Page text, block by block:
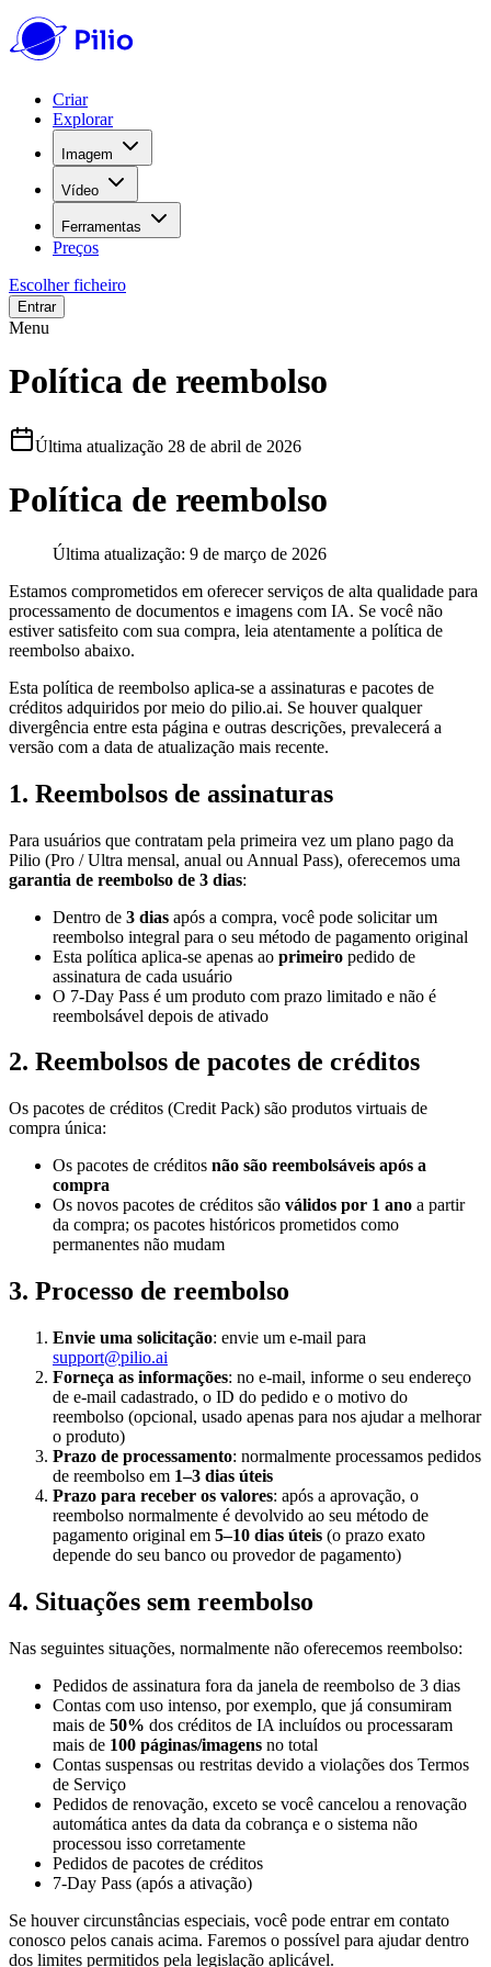
Criar
Explorar
Imagem
Vídeo
Ferramentas
Preços
Escolher ficheiro
Entrar
Menu
Política de reembolso
Última atualização 28 de abril de 2026
Política de reembolso
Última atualização: 9 de março de 2026
Estamos comprometidos em oferecer serviços de alta qualidade para
processamento de documentos e imagens com IA. Se você não
estiver satisfeito com sua compra, leia atentamente a política de
reembolso abaixo.
Esta política de reembolso aplica-se a assinaturas e pacotes de
créditos adquiridos por meio do pilio.ai. Se houver qualquer
divergência entre esta página e outras descrições, prevalecerá a
versão com a data de atualização mais recente.
1. Reembolsos de assinaturas
Para usuários que contratam pela primeira vez um plano pago da
Pilio (Pro / Ultra mensal, anual ou Annual Pass), oferecemos uma
garantia de reembolso de 3 dias:
Dentro de 3 dias após a compra, você pode solicitar um
reembolso integral para o seu método de pagamento original
Esta política aplica-se apenas ao primeiro pedido de
assinatura de cada usuário
O 7-Day Pass é um produto com prazo limitado e não é
reembolsável depois de ativado
2. Reembolsos de pacotes de créditos
Os pacotes de créditos (Credit Pack) são produtos virtuais de
compra única:
Os pacotes de créditos não são reembolsáveis após a
compra
Os novos pacotes de créditos são válidos por 1 ano a partir
da compra; os pacotes históricos prometidos como
permanentes não mudam
3. Processo de reembolso
Envie uma solicitação: envie um e-mail para
support@pilio.ai
Forneça as informações: no e-mail, informe o seu endereço
de e-mail cadastrado, o ID do pedido e o motivo do
reembolso (opcional, usado apenas para nos ajudar a melhorar
o produto)
Prazo de processamento: normalmente processamos pedidos
de reembolso em 1–3 dias úteis
Prazo para receber os valores: após a aprovação, o
reembolso normalmente é devolvido ao seu método de
pagamento original em 5–10 dias úteis (o prazo exato
depende do seu banco ou provedor de pagamento)
4. Situações sem reembolso
Nas seguintes situações, normalmente não oferecemos reembolso:
Pedidos de assinatura fora da janela de reembolso de 3 dias
Contas com uso intenso, por exemplo, que já consumiram
mais de 50% dos créditos de IA incluídos ou processaram
mais de 100 páginas/imagens no total
Contas suspensas ou restritas devido a violações dos Termos
de Serviço
Pedidos de renovação, exceto se você cancelou a renovação
automática antes da data da cobrança e o sistema não
processou isso corretamente
Pedidos de pacotes de créditos
7-Day Pass (após a ativação)
Se houver circunstâncias especiais, você pode entrar em contato
conosco pelos canais acima. Faremos o possível para ajudar dentro
dos limites permitidos pela legislação aplicável.